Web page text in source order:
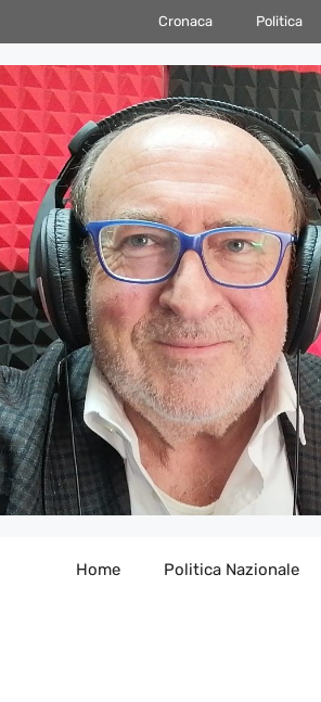
Cronaca Politica
Home Politica Nazionale